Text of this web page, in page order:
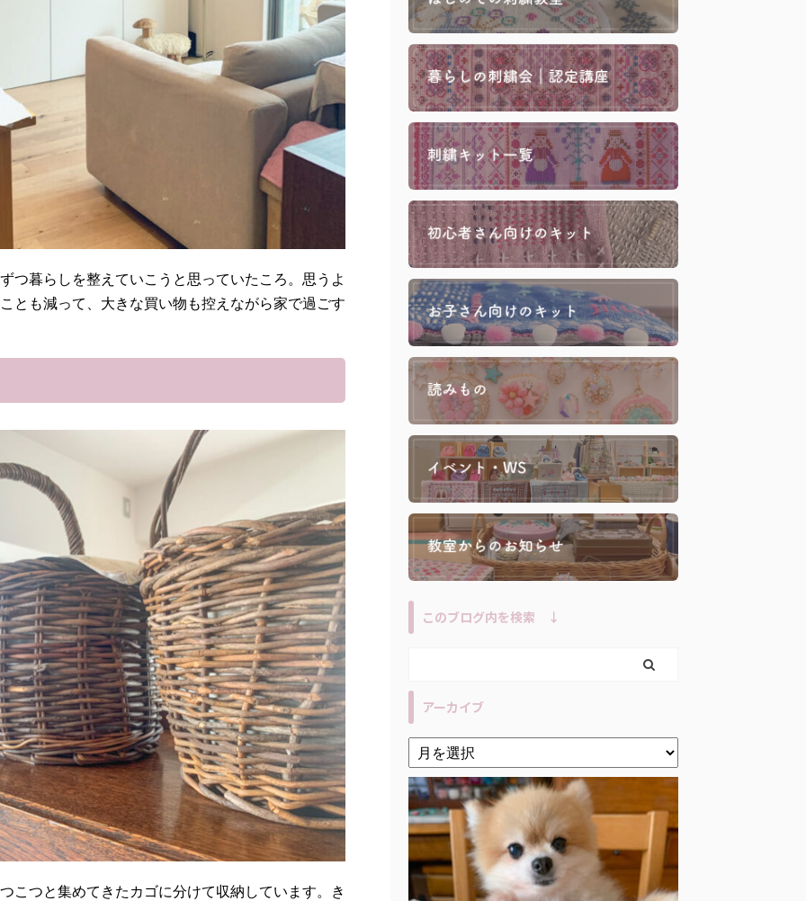
つ暮らしを整えていこうと思っていたころ。思うよ
とも減って、大きな買い物も控えながら家で過ごす
こつと集めてきたカゴに分けて収納しています。き
このブログ内を検索 ↓
アーカイブ